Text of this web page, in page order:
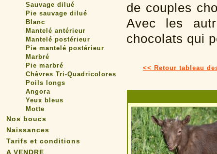
Sauvage dilué
Pie sauvage dilué
Blanc
Mantelé antérieur
Mantelé postérieur
Pie mantelé postérieur
Marbré
Pie marbré
Chèvres Tri-Quadricolores
Poils longs
Angora
Yeux bleus
Motte
Nos boucs
Naissances
Tarifs et conditions
A VENDRE
de couples
Avec les
chocolats qui
<< Retour tableau